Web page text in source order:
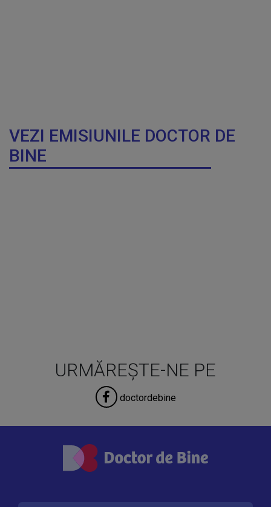
VEZI EMISIUNILE DOCTOR DE
BINE
URMĂREȘTE-NE PE
doctordebine